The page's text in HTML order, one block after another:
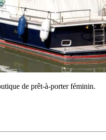
de prêt-à-porter féminin.